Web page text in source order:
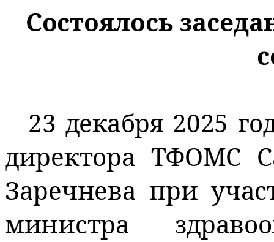
Состоялось
23 декабря 2025
директора ТФОМС
Заречнева при
министра